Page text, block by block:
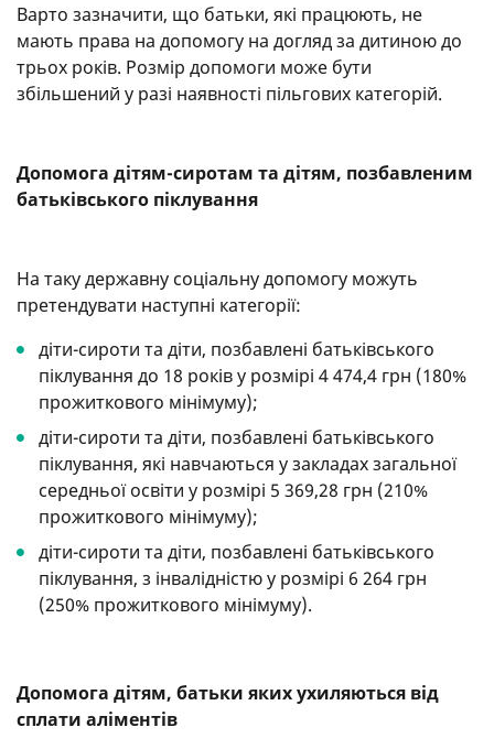
Варто зазначити, що батьки, які працюють, не
мають права на допомогу на догляд за дитиною до
трьох років. Розмір допомоги може бути
збільшений у разі наявності пільгових категорій.
Допомога дітям-сиротам та дітям, позбавленим
батьківського піклування
На таку державну соціальну допомогу можуть
претендувати наступні категорії:
діти-сироти та діти, позбавлені батьківського
піклування до 18 років у розмірі 4 474,4 грн (180%
прожиткового мінімуму);
діти-сироти та діти, позбавлені батьківського
піклування, які навчаються у закладах загальної
середньої освіти у розмірі 5 369,28 грн (210%
прожиткового мінімуму);
діти-сироти та діти, позбавлені батьківського
піклування, з інвалідністю у розмірі 6 264 грн
(250% прожиткового мінімуму).
Допомога дітям, батьки яких ухиляються від
сплати аліментів